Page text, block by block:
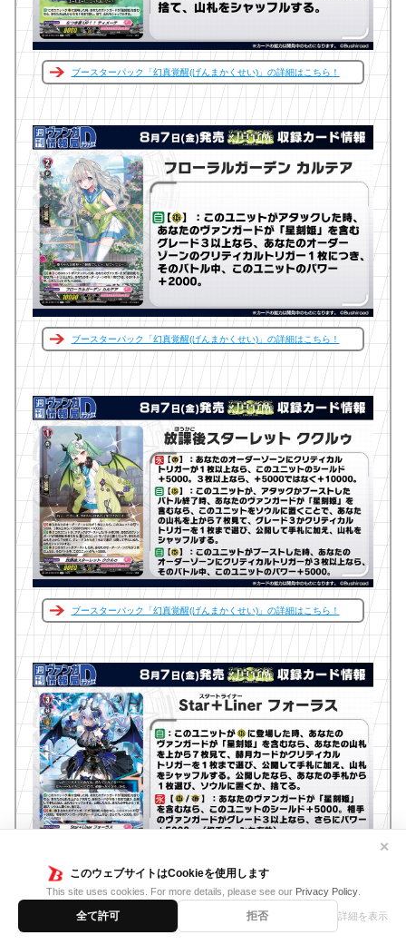
このウェブサイトはCookieを使用します
This site uses cookies. For more details, please see our Privacy Policy.
全て許可 拒否 詳細を表示
✕
ブースターパック「幻真覚醒(げんまかくせい)」の詳細はこちら！
ブースターパック「幻真覚醒(げんまかくせい)」の詳細はこちら！
ブースターパック「幻真覚醒(げんまかくせい)」の詳細はこちら！
ブースターパック「幻真覚醒(げんまかくせい)」の詳細はこちら！